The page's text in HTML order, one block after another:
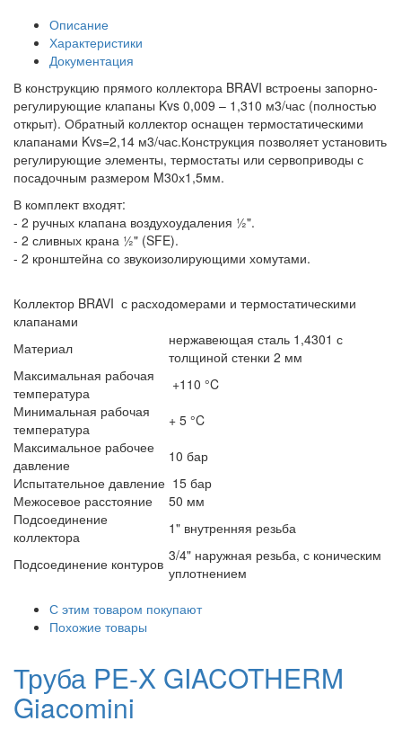
Описание
Характеристики
Документация
В конструкцию прямого коллектора BRAVI встроены запорно-
регулирующие клапаны Kvs 0,009 – 1,310 м3/час (полностью
открыт). Обратный коллектор оснащен термостатическими
клапанами Kvs=2,14 м3/час.Конструкция позволяет установить
регулирующие элементы, термостаты или сервоприводы с
посадочным размером M30х1,5мм.
В комплект входят:
- 2 ручных клапана воздухоудаления ½".
- 2 сливных крана ½" (SFE).
- 2 кронштейна со звукоизолирующими хомутами.
Коллектор BRAVI с расходомерами и термостатическими
клапанами
Материал
нержавеющая сталь 1,4301 с
толщиной стенки 2 мм
Максимальная рабочая
температура
+110 °C
Минимальная рабочая
температура
+ 5 °C
Максимальное рабочее
давление
10 бар
Испытательное давление 15 бар
Межосевое расстояние
50 мм
Подсоединение
коллектора
1" внутренняя резьба
Подсоединение контуров 3/4" наружная резьба, с коническим
уплотнением
С этим товаром покупают
Похожие товары
Труба PE-X GIACOTHERM
Giacomini